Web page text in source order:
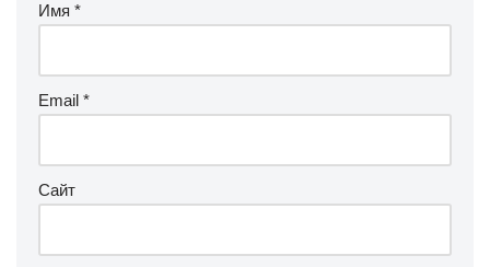
Имя *
Email *
Сайт